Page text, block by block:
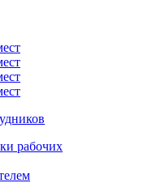
рабочих